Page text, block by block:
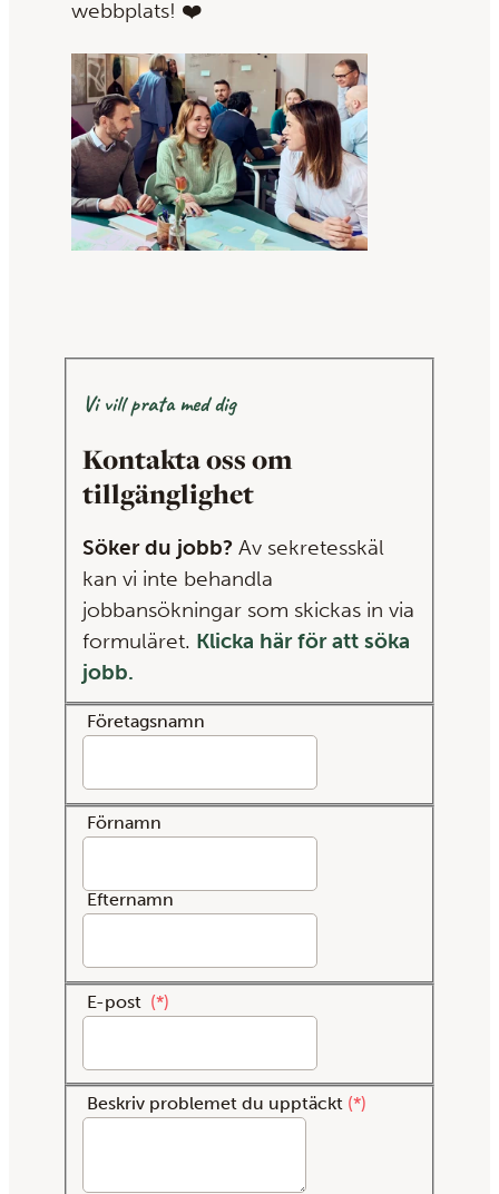
webbplats! ❤️
Vi vill prata med dig
Kontakta oss om
tillgänglighet
Söker du jobb? Av sekretesskäl
kan vi inte behandla
jobbansökningar som skickas in via
formuläret. Klicka här för att söka
jobb.
Företagsnamn
Förnamn
Efternamn
E-post *
Beskriv problemet du upptäckt *